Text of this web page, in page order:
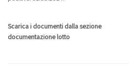
Scarica i documenti dalla sezione
documentazione lotto